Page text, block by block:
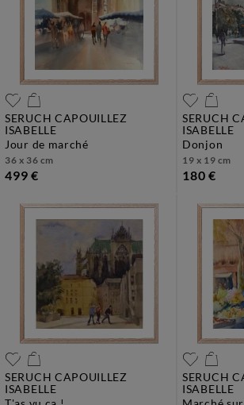
SERUCH CAPOUILLEZ
ISABELLE
jour de marché
36 x 36 cm
499 €
SERUCH
ISABELLE
donjon
19 x 19 cm
180 €
SERUCH CAPOUILLEZ
ISABELLE
SERUCH
ISABELLE